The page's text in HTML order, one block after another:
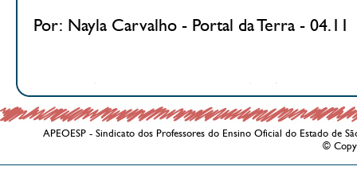
Por: Nayla Carvalho - Portal da Terra - 04.11
APEOESP - Sindicato dos Professores do Ensino Oficial do Estado de
©